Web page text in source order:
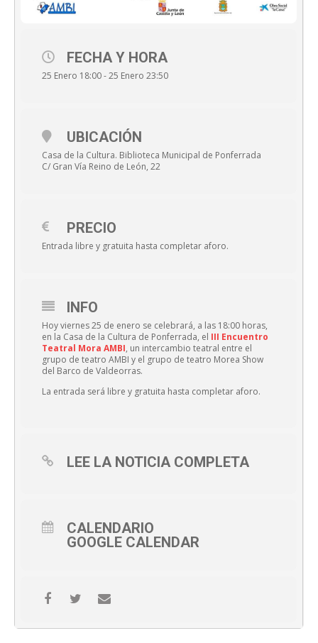
FECHA Y HORA
25 Enero 18:00 - 25 Enero 23:50
UBICACIÓN
Casa de la Cultura. Biblioteca Municipal de Ponferrada
C/ Gran Vía Reino de León, 22
PRECIO
Entrada libre y gratuita hasta completar aforo.
INFO
Hoy viernes 25 de enero se celebrará, a las 18:00 horas,
en la Casa de la Cultura de Ponferrada, el III Encuentro
Teatral Mora AMBI, un intercambio teatral entre el
grupo de teatro AMBI y el grupo de teatro Morea Show
del Barco de Valdeorras.
La entrada será libre y gratuita hasta completar aforo.
LEE LA NOTICIA COMPLETA
CALENDARIO
GOOGLE CALENDAR